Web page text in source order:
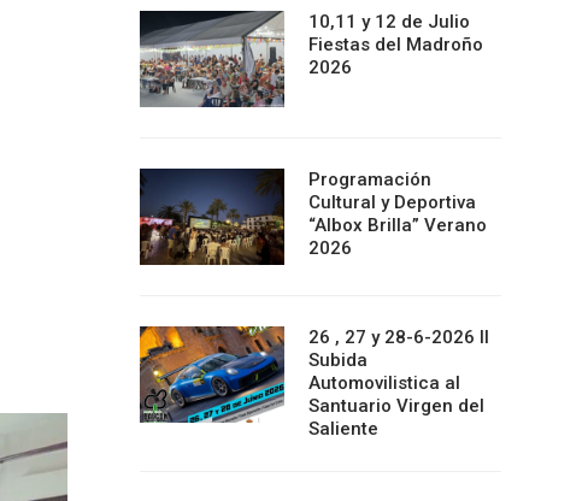
10,11 y 12 de Julio
Fiestas del Madroño
2026
Programación
Cultural y Deportiva
“Albox Brilla” Verano
2026
26 , 27 y 28-6-2026 II
Subida
Automovilistica al
Santuario Virgen del
Saliente